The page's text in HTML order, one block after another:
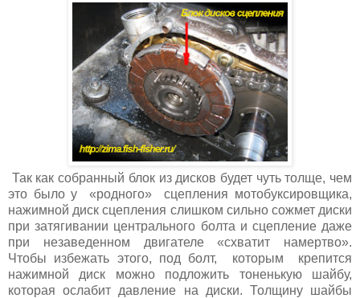
Так как собранный блок из дисков будет чуть толще, чем
это было у «родного» сцепления мотобуксировщика,
нажимной диск сцепления слишком сильно сожмет диски
при затягивании центрального болта и сцепление даже
при незаведенном двигателе «схватит намертво».
Чтобы избежать этого, под болт, которым крепится
нажимной диск можно подложить тоненькую шайбу,
которая ослабит давление на диски. Толщину шайбы